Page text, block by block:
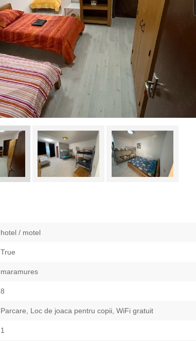
hotel / motel
True
maramures
8
Parcare, Loc de joaca pentru copii, WiFi gratuit
1